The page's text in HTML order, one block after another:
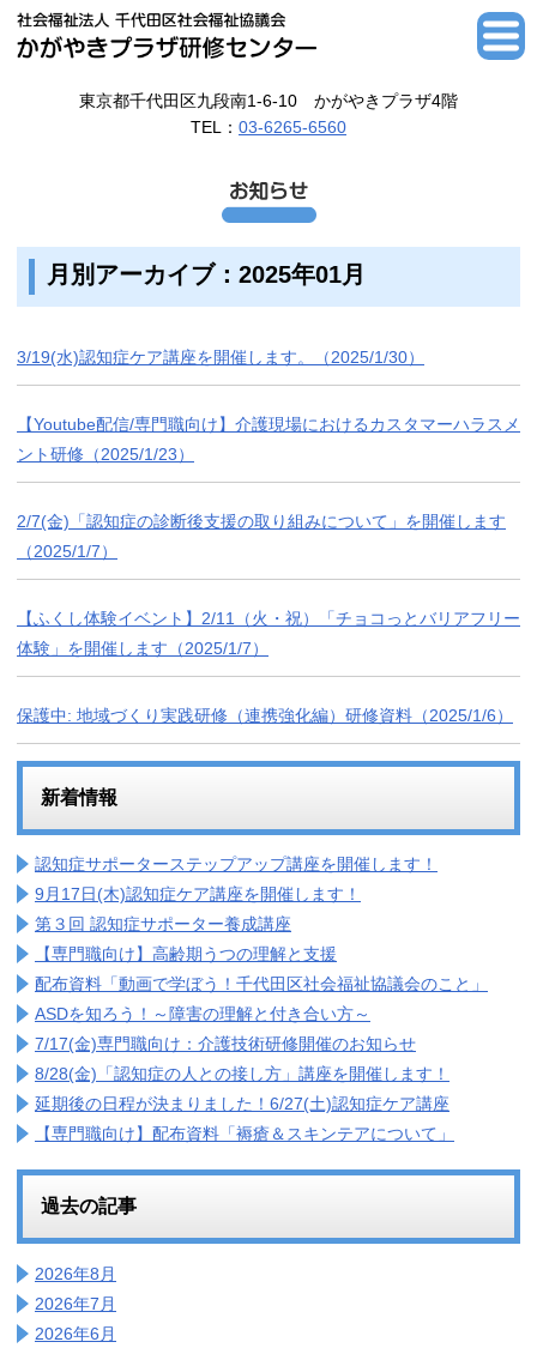
東京都千代田区九段南1-6-10 かがやきプラザ4階
TEL： 03-6265-6560
月別アーカイブ：2025年01月
3/19(水)認知症ケア講座を開催します。（2025/1/30）
【Youtube配信/専門職向け】介護現場におけるカスタマーハラスメ
ント研修（2025/1/23）
2/7(金)「認知症の診断後支援の取り組みについて」を開催します
（2025/1/7）
【ふくし体験イベント】2/11（火・祝）「チョコっとバリアフリー
体験」を開催します（2025/1/7）
保護中: 地域づくり実践研修（連携強化編）研修資料（2025/1/6）
新着情報
認知症サポーターステップアップ講座を開催します！
9月17日(木)認知症ケア講座を開催します！
第３回 認知症サポーター養成講座
【専門職向け】高齢期うつの理解と支援
配布資料「動画で学ぼう！千代田区社会福祉協議会のこと」
ASDを知ろう！～障害の理解と付き合い方～
7/17(金)専門職向け：介護技術研修開催のお知らせ
8/28(金)「認知症の人との接し方」講座を開催します！
延期後の日程が決まりました！6/27(土)認知症ケア講座
【専門職向け】配布資料「褥瘡＆スキンテアについて」
過去の記事
2026年8月
2026年7月
2026年6月